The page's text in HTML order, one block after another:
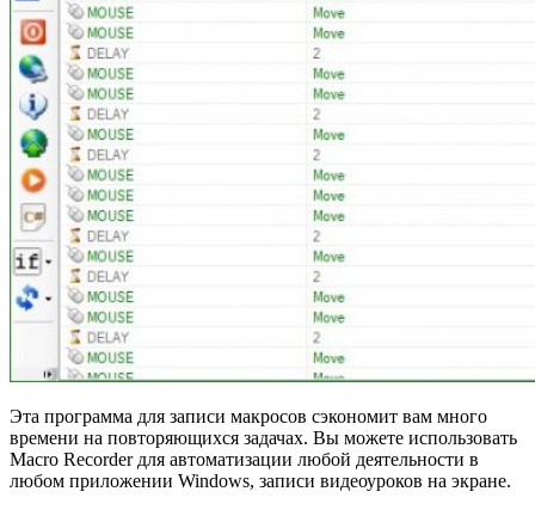
Эта программа для записи макросов сэкономит вам много
времени на повторяющихся задачах. Вы можете использовать
Macro Recorder для автоматизации любой деятельности в
любом приложении Windows, записи видеоуроков на экране.